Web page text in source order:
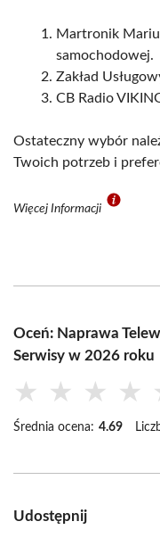
Martronik
samochodowej.
Zakład
CB Radio
Ostateczny wybór
Twoich potrzeb i
Więcej Informacji
Oceń: Naprawa
Serwisy w 2026 roku
★ ★ ★ ★
Średnia ocena: 4.69
Udostępnij